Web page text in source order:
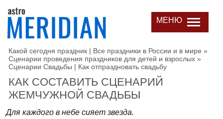
МЕНЮ
Какой сегодня праздник | Все праздники в России и в мире »
Сценарии проведения праздников для детей и взрослых »
Сценарии Свадьбы | Как отпраздновать свадьбу
КАК СОСТАВИТЬ СЦЕНАРИЙ
ЖЕМЧУЖНОЙ СВАДЬБЫ
Для каждого в небе сияет звезда.